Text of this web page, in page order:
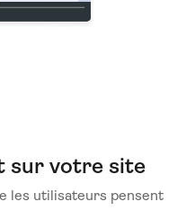
sur votre site
les utilisateurs pensent